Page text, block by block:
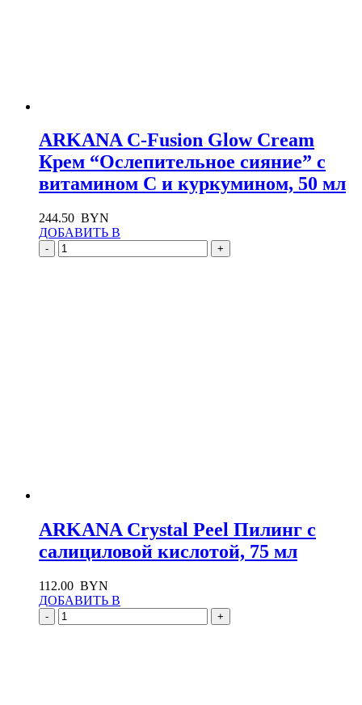
ARKANA C-Fusion Glow Cream
Крем “Ослепительное сияние” с
витамином С и куркумином, 50 мл
244.50 BYN
ДОБАВИТЬ В
- +
ARKANA Crystal Peel Пилинг с
салициловой кислотой, 75 мл
112.00 BYN
ДОБАВИТЬ В
- +